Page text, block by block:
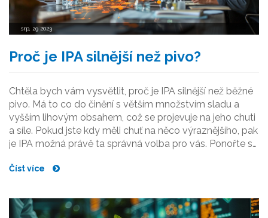
srp, 29 2023
Proč je IPA silnější než pivo?
Chtěla bych vám vysvětlit, proč je IPA silnější než běžné
pivo. Má to co do činění s větším množstvím sladu a
vyšším lihovým obsahem, což se projevuje na jeho chuti
a síle. Pokud jste kdy měli chuť na něco výraznějšího, pak
je IPA možná právě ta správná volba pro vás. Ponořte se
a zároveň silnější.
Číst více